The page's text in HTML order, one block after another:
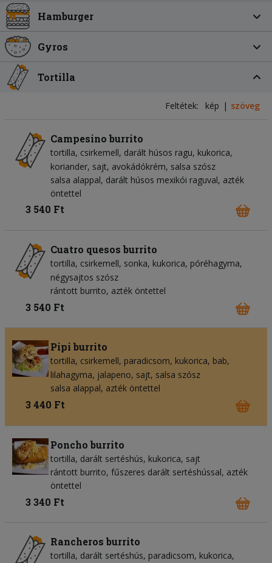
Hamburger
Gyros
Tortilla
Feltétek: kép szöveg
Campesino burrito
tortilla csirkemell darált húsos ragu kukorica
koriander sajt avokádókrém salsa szósz
salsa alappal, darált húsos mexikói raguval, azték
öntettel
3 540 Ft
Cuatro quesos burrito
tortilla csirkemell sonka kukorica póréhagyma
négysajtos szósz
rántott burrito, azték öntettel
3 540 Ft
Pipi burrito
tortilla csirkemell paradicsom kukorica bab
lilahagyma jalapeno sajt salsa szósz
salsa alappal, azték öntettel
3 440 Ft
Poncho burrito
tortilla darált sertéshús kukorica sajt
rántott burrito, fűszeres darált sertéshússal, azték
öntettel
3 340 Ft
Rancheros burrito
tortilla darált sertéshús paradicsom kukorica